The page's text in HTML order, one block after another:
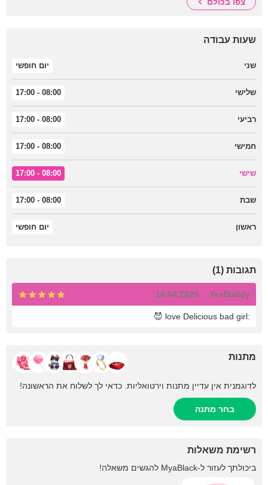
שעות עבודה
שני יום חופשי
שלישי 08:00 - 17:00
רביעי 08:00 - 17:00
חמישי 08:00 - 17:00
שישי 08:00 - 17:00
שבת 08:00 - 17:00
ראשון יום חופשי
תגובות (1)
YesDaddy_
18.04.2025
:love Delicious bad girl 😈
מתנות
לדוגמנית אין עדיין מתנות וירטואליות. כדאי לך לשלוח את הראשונה!
בחר מתנה
רשימת משאלות
ביכולתך לעזור ל-MyaBlack להגשים משאלה!